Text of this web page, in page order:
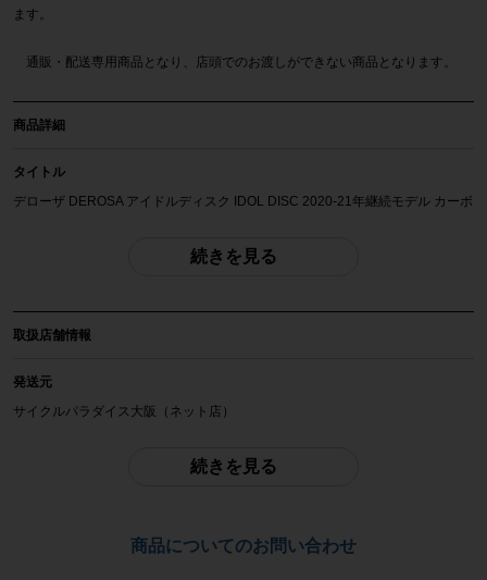
ます。
通販・配送専用商品となり、店頭でのお渡しができない商品となります。
商品詳細
タイトル
デローザ DEROSA アイドルディスク IDOL DISC 2020-21年継続モデル カーボ
年式
2020-21年継続
参考価格
続きを見る
取扱店舗情報
発送元
サイクルパラダイス大阪（ネット店）
続きを見る
商品についてのお問い合わせ